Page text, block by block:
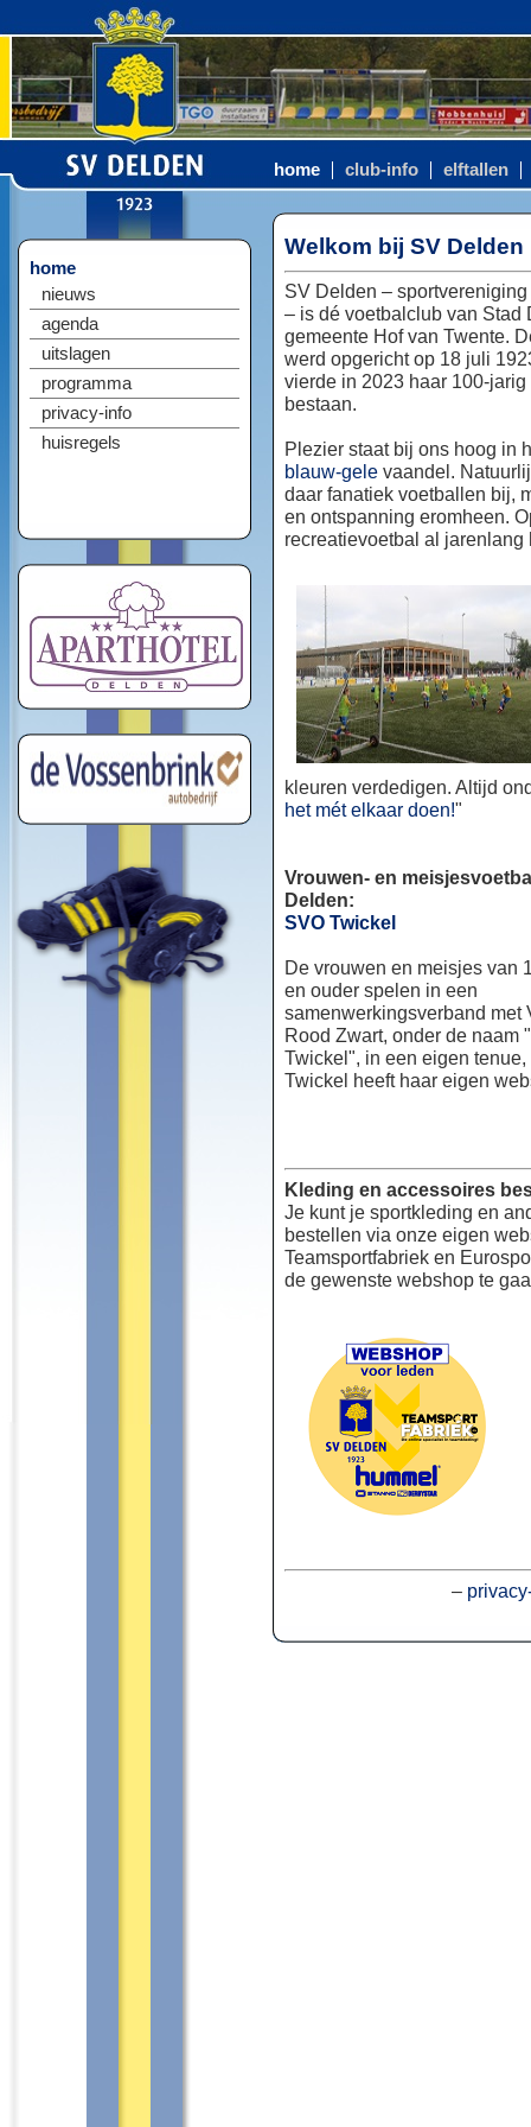
home club-info elftallen
home
nieuws
agenda
uitslagen
programma
privacy-info
huisregels
Welkom bij SV Delden
SV Delden –
– is dé voetbalclub van Stad
gemeente Hof van Twente.
werd opgericht op 18 juli
vierde in 2023 haar 100-jarig
bestaan.
Plezier staat bij ons hoog in
blauw-gele vaandel.
daar fanatiek voetballen bij,
en ontspanning eromheen.
recreatievoetbal al jarenlang
kleuren verdedigen. Altijd
het mét elkaar doen!"
Vrouwen- en
Delden:
SVO Twickel
De vrouwen en meisjes van
en ouder spelen in een
samenwerkingsverband met
Rood Zwart, onder de naam
Twickel", in een eigen
Twickel heeft haar eigen
Kleding en accessoires
Je kunt je sportkleding en
bestellen via onze eigen
Teamsportfabriek en
de gewenste webshop te
–